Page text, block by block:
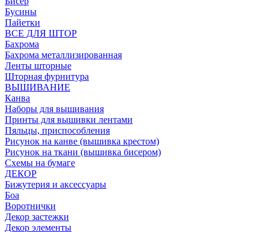
Бусины
Пайетки
ВСЕ ДЛЯ ШТОР
Бахрома
Бахрома металлизированная
Ленты шторные
Шторная фурнитура
ВЫШИВАНИЕ
Канва
Наборы для вышивания
Принты для вышивки лентами
Пяльцы, приспособления
Рисунок на канве (вышивка крестом)
Рисунок на ткани (вышивка бисером)
Схемы на бумаге
ДЕКОР
Бижутерия и аксессуары
Боа
Воротнички
Декор застежки
Декор элементы